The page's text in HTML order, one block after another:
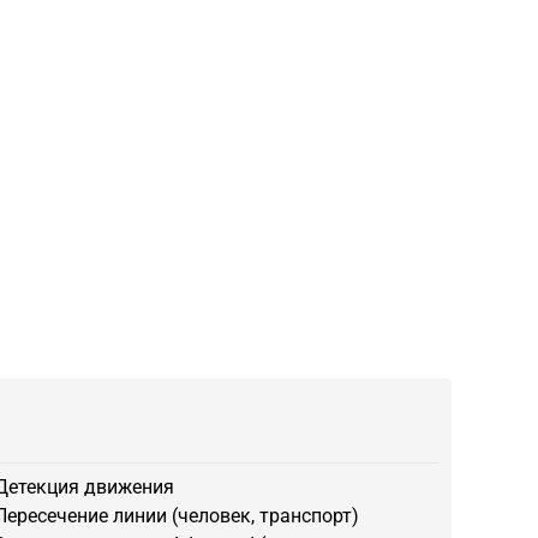
движения
линии (человек, транспорт)